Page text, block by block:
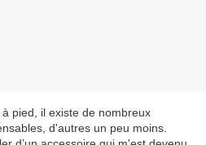
pied, il existe de nombreux
d'autres un peu moins.